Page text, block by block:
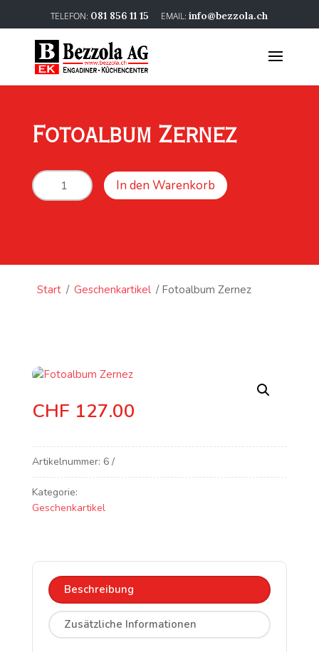
081 856 11 15 info@bezzola.ch
Fotoalbum Zernez
Fotoalbum
Zernez
In den Warenkorb
Start / Geschenkartikel / Fotoalbum Zernez
CHF 127.00
Artikelnummer: 6
Kategorie:
Geschenkartikel
Beschreibung
Zusätzliche Informationen